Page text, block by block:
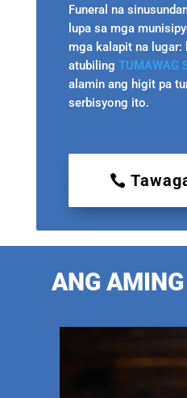
Funeral na
lupa sa mga
mga kalapit na lugar:
atubiling TUMAWAG
alamin ang higit pa
serbisyong ito.
ANG